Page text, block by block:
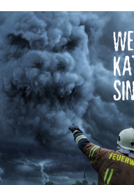
Beitragsautor
Vonadmin 16.
– eingeklemmte
am Freitagmorgen gegen
Straßemit ihrem PKW von
in einemGraben.